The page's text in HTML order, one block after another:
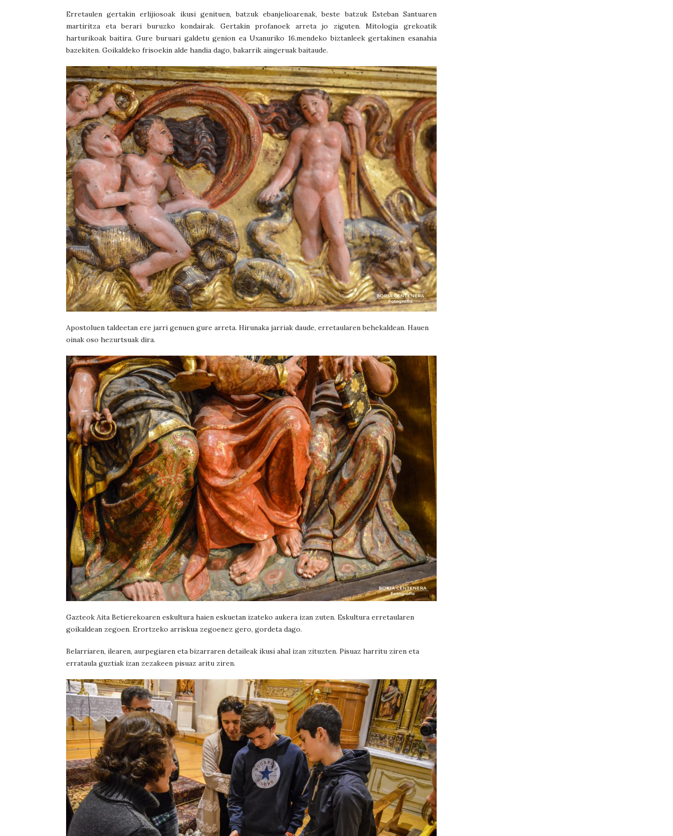
Erretaulen gertakin erlijiosoak ikusi genituen, batzuk ebanjelioarenak, beste batzuk Esteban Santuaren
martiritza eta berari buruzko kondairak. Gertakin profanoek arreta jo ziguten. Mitologia grekoatik
harturikoak baitira. Gure buruari galdetu genion ea Uxanuriko 16.mendeko biztanleek gertakinen esanahia
bazekiten. Goikaldeko frisoekin alde handia dago, bakarrik aingeruak baitaude.
Apostoluen taldeetan ere jarri genuen gure arreta. Hirunaka jarriak daude, erretaularen behekaldean. Hauen
oinak oso hezurtsuak dira.
Gazteok Aita Betierekoaren eskultura haien eskuetan izateko aukera izan zuten. Eskultura erretaularen
goikaldean zegoen. Erortzeko arriskua zegoenez gero, gordeta dago.
Belarriaren, ilearen, aurpegiaren eta bizarraren detaileak ikusi ahal izan zituzten. Pisuaz harritu ziren eta
errataula guztiak izan zezakeen pisuaz aritu ziren.